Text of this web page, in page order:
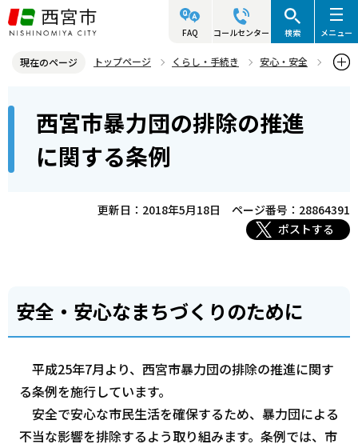
こ
の
ジ
頭
FAQ コールセンター 検索 メニュー
現在のページ トップページ くらし・手続き
安心・安全
西宮市暴力団の排除の推進
に関する条例
更新日：2018年5月18日
ページ番号：28864391
ポストする
安全・安心なまちづくりのために
平成25年7月より、西宮市暴力団の排除の推進に関す
る条例を施行しています。
安全で安心な市民生活を確保するため、暴力団による
不当な影響を排除するよう取り組みます。条例では、市